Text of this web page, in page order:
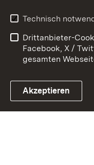
Link zum Landesportal
Barrierefreiheit
Impressum
Technisch
Drittanbieter-
Facebook, X /
gesamten
Akzeptieren